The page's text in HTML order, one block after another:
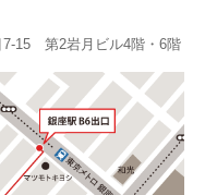
7-15 第2岩月ビル4階・6階